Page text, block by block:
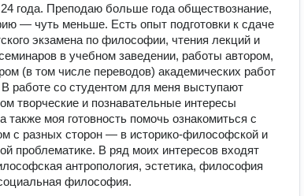
года. Преподаю больше года обществознание,
— чуть меньше. Есть опыт подготовки к сдаче
экзамена по философии, чтения лекций и
в учебном заведении, работы автором,
(в том числе переводов) академических работ
В работе со студентом для меня выступают
творческие и познавательные интересы
также моя готовность помочь ознакомиться с
с разных сторон — в историко-философской и
проблематике. В ряд моих интересов входят
антропология, эстетика, философия
философия.